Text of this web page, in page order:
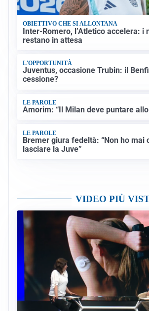
OBIETTIVO CHE SI ALLONTANA
Inter-Romero, l’Atletico accelera: i
restano in attesa
L'OPPORTUNITÀ
Juventus, occasione Trubin: il
cessione?
LE PAROLE
Amorim: “Il Milan deve puntare
LE PAROLE
Bremer giura fedeltà: “Non ho mai
lasciare la Juve”
VIDEO PIÙ